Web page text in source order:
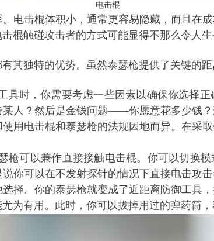
电击棍
电击棍体积小，通常更容易隐藏，而且在
击棍触碰攻击者的方式可能显得不那么令人生
其独特的优势。虽然泰瑟枪提供了关键的
具时，你需要考虑一些因素以确保你选择
人？然后是金钱问题——你愿意花多少钱？
用 电击棍和泰瑟枪的法规因地而异。在采
枪可以兼作直接接触电击棍。你可以切换
你可以在不发射探针的情况下直接电击攻
择。你的泰瑟枪就变成了近距离防御工具
为有用。此时，你可以拔掉用过的弹药筒